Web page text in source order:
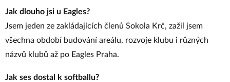
Jak dlouho jsi u Eagles?
Jsem jeden ze zakládajících členů Sokola Krč, zažil jsem
všechna období budování areálu, rozvoje klubu i různých
názvů klubů až po Eagles Praha.
Jak ses dostal k softballu?